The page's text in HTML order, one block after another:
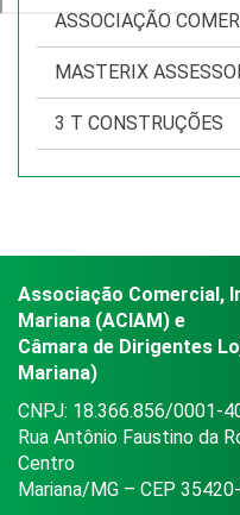
ASSOCIAÇÃO
MASTERIX
3 T CONSTRUÇÕES
Associação Comercial,
Mariana (ACIAM) e
Câmara de Dirigentes
Mariana)
CNPJ: 18.366.856/0001-
Rua Antônio Faustino da
Centro
Mariana/MG – CEP